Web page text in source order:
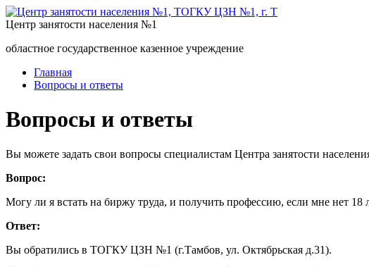
Центр занятости населения №1
областное государственное казенное учреждение
Главная
Вопросы и ответы
Вопросы и ответы
Вы можете задать свои вопросы специалистам Центра занятости
Вопрос:
Могу ли я встать на биржу труда, и получить профессию, если мне нет 18
Ответ:
Вы обратились в ТОГКУ ЦЗН №1 (г.Тамбов, ул. Октябрьская д.31).